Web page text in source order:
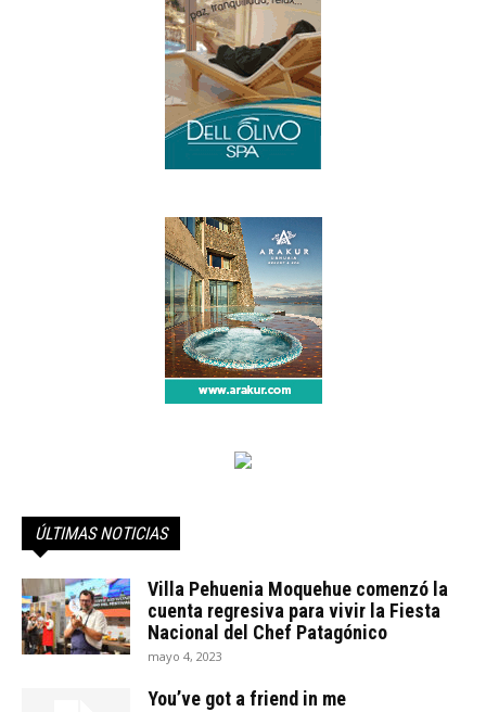
ÚLTIMAS NOTICIAS
Villa Pehuenia Moquehue comenzó la
cuenta regresiva para vivir la Fiesta
Nacional del Chef Patagónico
mayo 4, 2023
You’ve got a friend in me